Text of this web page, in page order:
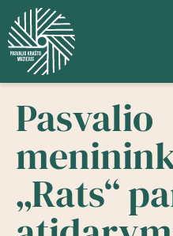
Pasvalio
„Rats“